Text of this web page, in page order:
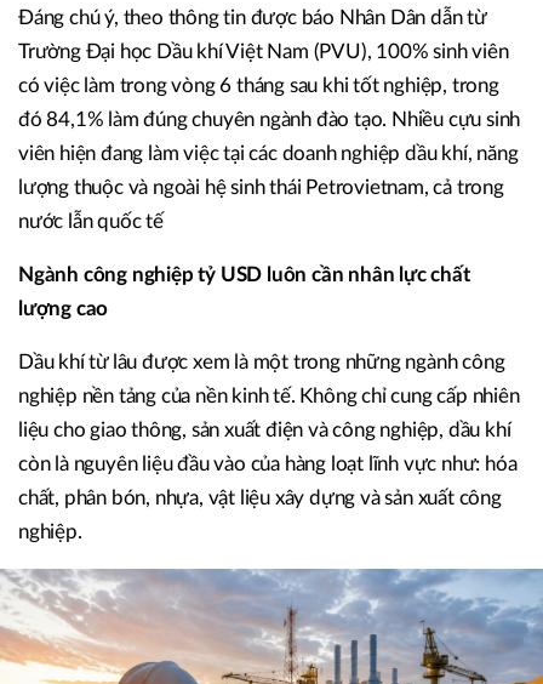
Đáng chú ý, theo thông tin được báo Nhân Dân dẫn từ
Trường Đại học Dầu khí Việt Nam (PVU), 100% sinh viên
có việc làm trong vòng 6 tháng sau khi tốt nghiệp, trong
đó 84,1% làm đúng chuyên ngành đào tạo. Nhiều cựu sinh
viên hiện đang làm việc tại các doanh nghiệp dầu khí, năng
lượng thuộc và ngoài hệ sinh thái Petrovietnam, cả trong
nước lẫn quốc tế
Ngành công nghiệp tỷ USD luôn cần nhân lực chất
lượng cao
Dầu khí từ lâu được xem là một trong những ngành công
nghiệp nền tảng của nền kinh tế. Không chỉ cung cấp nhiên
liệu cho giao thông, sản xuất điện và công nghiệp, dầu khí
còn là nguyên liệu đầu vào của hàng loạt lĩnh vực như: hóa
chất, phân bón, nhựa, vật liệu xây dựng và sản xuất công
nghiệp.